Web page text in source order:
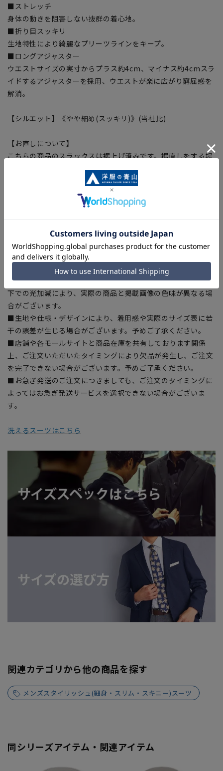
■ストレッチ
身体の動きを阻害しない抜群の着心地。
■折り目スッキリ
生地特性により綺麗なプリーツラインをキープ。
■ロングアジャスター
ウエストサイズの実寸からプラス約4cm、マイナス約4cmスラ
イドするアジャスターを採用、ウエストが楽に広がり窮屈感を
解消。
【シルエット】《やや細め(スッキリ)》(当社比)
【お直しについて】
こちらの商品のスラックスは裾上げ済みです。裾直しをする場
合は店舗にて承ります。補正料金については店舗へお問い合わ
せください。商品の股下以上の長さの調節は出来ません、予め
【商品に関するご注意】
■商品画像はサンプルのため、色味やサイズ等の仕様に変更が
ある場合がございますので、予めご了承ください。
■ゆとり感には個人差があります。サイズ表を確認の上、ご購
入の目安としてご利用ください。
■ブラウザやお使いのモニター環境、室内外等の撮影時の環境
下での光加減により、実際の商品と掲載画像の色味が異なる場
合がございます。
■生地や仕様・デザインにより、着用感や実際のサイズ表に若
干の誤差が生じる場合がございます。予めご了承ください。
■店舗や各モールサイトと商品在庫を共有しております関係
上、ご注文いただいたタイミングにより欠品が発生し、ご注文
を完了できない場合がございます。予めご了承ください。
■お急ぎ発送のご注文につきましても、ご注文のタイミングに
よってはお急ぎ発送サービスを選択できない場合がございま
す。
洗えるスーツはこちら
関連カテゴリから他の商品を探す
メンズスタイリッシュ(細身・スリム・スキニー)スーツ
同シリーズアイテム・関連アイテム